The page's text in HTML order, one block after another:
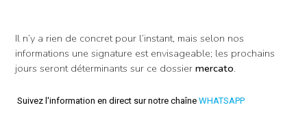
Il n’y a rien de concret pour l’instant, mais selon nos
informations une signature est envisageable; les prochains
jours seront déterminants sur ce dossier mercato.
Suivez l'information en direct sur notre chaîne WHATSAPP